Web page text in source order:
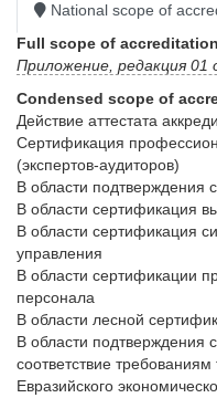
National scope of
Full scope of accreditation
Приложение, редакция
Condensed scope of
Действие аттестата
Сертификация
(экспертов-аудиторов)
В области подтверждения
В области сертификация
В области сертификация
управления
В области сертификации
персонала
В области лесной
В области подтверждения
соответствие
Евразийского